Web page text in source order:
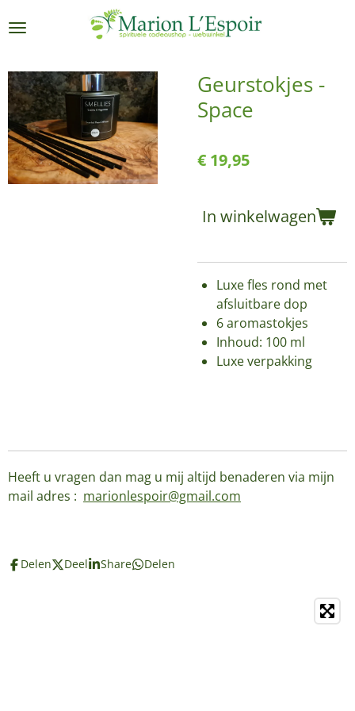
direct
de
hoofdinhoud
Geurstokjes -
Space
€ 19,95
In winkelwagen
Luxe fles rond met
afsluitbare dop
6 aromastokjes
Inhoud: 100 ml
Luxe verpakking
Heeft u vragen dan mag u mij altijd benaderen via mijn
mail adres : marionlespoir@gmail.com
Delen Deel Share Delen